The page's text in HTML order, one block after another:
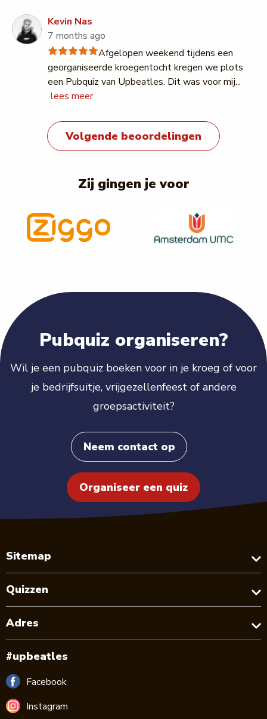
Kevin Nas
7 months ago
Afgelopen weekend tijdens een
georganiseerde kroegentocht kregen we plots
een Pubquiz van Upbeatles. Dit was voor mij...
lees meer
Volgende beoordelingen
Zij gingen je voor
Pubquiz organiseren?
Wil je een pubquiz boeken voor in je kroeg of voor
je bedrijfsuitje, vrijgezellenfeest of andere
groepsactiviteit?
Neem contact op
Organiseer een quiz
Sitemap
Quizzen
Adres
#upbeatles
Facebook
Instagram